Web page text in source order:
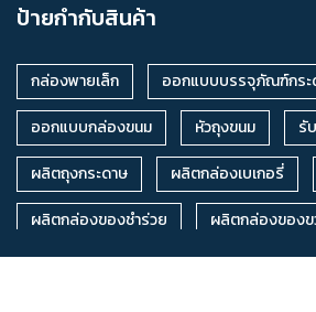
ถุงกระดาษคราฟท์
กล่องขนมเปี๊ยะฝาครอบ
กล่องป็อปคอน
กล่องเค้กหูหิ้วทรงบ้าน
จำหน่ายกล่องเค้
ผลิตกล่องเค้กหูหิ้ว
กล่องเค้กหูหิ้วตามสั่
กล่องเค้กหูหิ้วตามแบบ
รับผลิตกล่องเค้
ป้ายกำกับสินค้า
กล่องพายเล็ก
ออกแบบบรรจุภัณฑ์กระ
ออกแบบกล่องขนม
หัวถุงขนม
รั
ผลิตถุงกระดาษ
ผลิตกล่องเบเกอรี่
ผลิตกล่องของชำร่วย
ผลิตกล่องของ